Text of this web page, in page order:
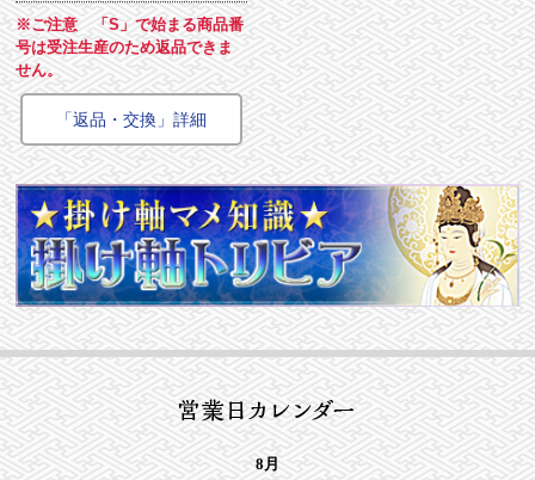
※ご注意 「S」で始まる商品番
号は受注生産のため返品できま
せん。
「返品・交換」詳細